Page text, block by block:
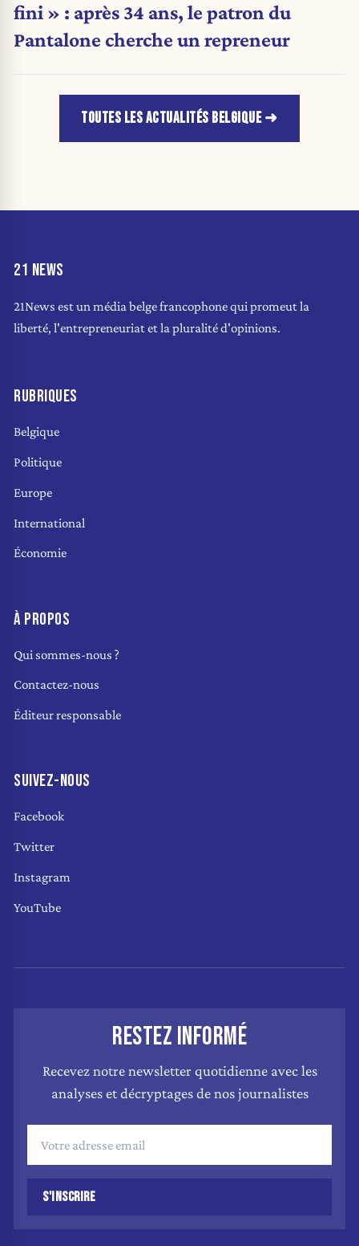
fini » : après 34 ans, le patron du
Pantalone cherche un repreneur
TOUTES LES ACTUALITÉS BELGIQUE
21 NEWS
21News est un média belge francophone qui promeut la
liberté, l'entrepreneuriat et la pluralité d'opinions.
RUBRIQUES
Belgique
Politique
Europe
International
Économie
À PROPOS
Qui sommes-nous ?
Contactez-nous
Éditeur responsable
SUIVEZ-NOUS
Facebook
Twitter
Instagram
YouTube
RESTEZ INFORMÉ
Recevez notre newsletter quotidienne avec les
analyses et décryptages de nos journalistes
S'INSCRIRE